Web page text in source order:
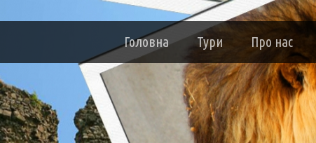
Головна Тури Про нас